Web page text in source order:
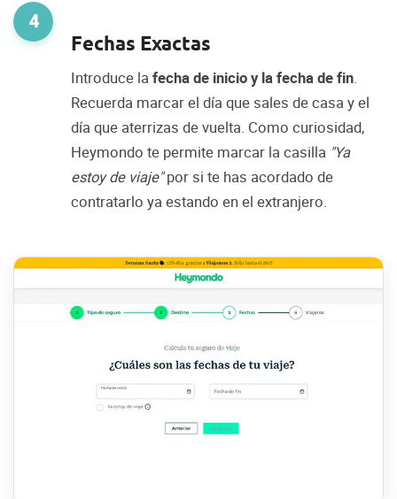
4
Fechas Exactas
Introduce la fecha de inicio y la fecha de fin.
Recuerda marcar el día que sales de casa y el
día que aterrizas de vuelta. Como curiosidad,
Heymondo te permite marcar la casilla "Ya
estoy de viaje"por si te has acordado de
contratarlo ya estando en el extranjero.